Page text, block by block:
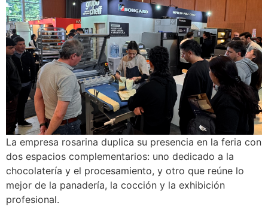
La empresa rosarina duplica su presencia en la feria con
dos espacios complementarios: uno dedicado a la
chocolatería y el procesamiento, y otro que reúne lo
mejor de la panadería, la cocción y la exhibición
profesional.